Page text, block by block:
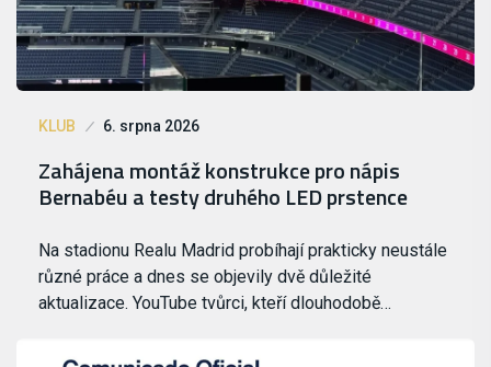
KLUB 6. srpna 2026
Zahájena montáž konstrukce pro nápis
Bernabéu a testy druhého LED prstence
Na stadionu Realu Madrid probíhají prakticky neustále
různé práce a dnes se objevily dvě důležité
aktualizace. YouTube tvůrci, kteří dlouhodobě…